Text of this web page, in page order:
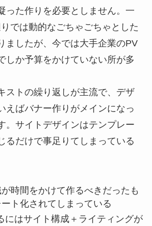
った作りを必要としません。一
では動的なごちゃごちゃとした
ましたが、今では大手企業のPV
しか予算をかけていない所が多
ストの繰り返しが主流で、デザ
えばバナー作りがメインになっ
。サイトデザインはテンプレー
るだけで事足りてしまっている
時間をかけて作るべきだったも
ト化されてしまっている
にはサイト構成＋ライティングが